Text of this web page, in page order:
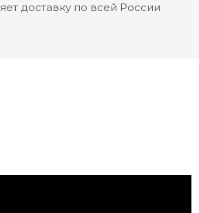
доставку по всей России